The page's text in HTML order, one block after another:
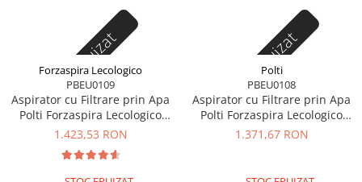
Statii de calcat cu boiler
Statii de calcat cu pompa
Fiare de calcat cu abur
Statii de calcat profesionale
Cafea și espressoare
Espresoare cu capsule
Cafea capsule
Stoc epuizat
Forzaspira Lecologico
PBEU0109
Aspirator cu Filtrare prin Apa
Polti Forzaspira Lecologico
Aqua Allergy Turbo Care, 850
1.423,53 RON
Stoc epuizat
Polti
PBEU0108
Aspirator cu Filtrare prin Apa
Polti Forzaspira Lecologico
Aqua Allergy Natural Care,
1.371,67 RON